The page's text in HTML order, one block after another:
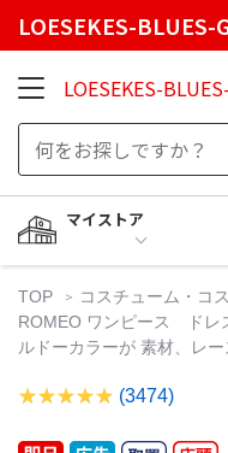
LOESEKES-BLUES-
LOESEKES-
マイストア
TOP コスチューム・コ
ROMEO ワンピース ドレ
ルドーカラーが 素材、レー
(3474)